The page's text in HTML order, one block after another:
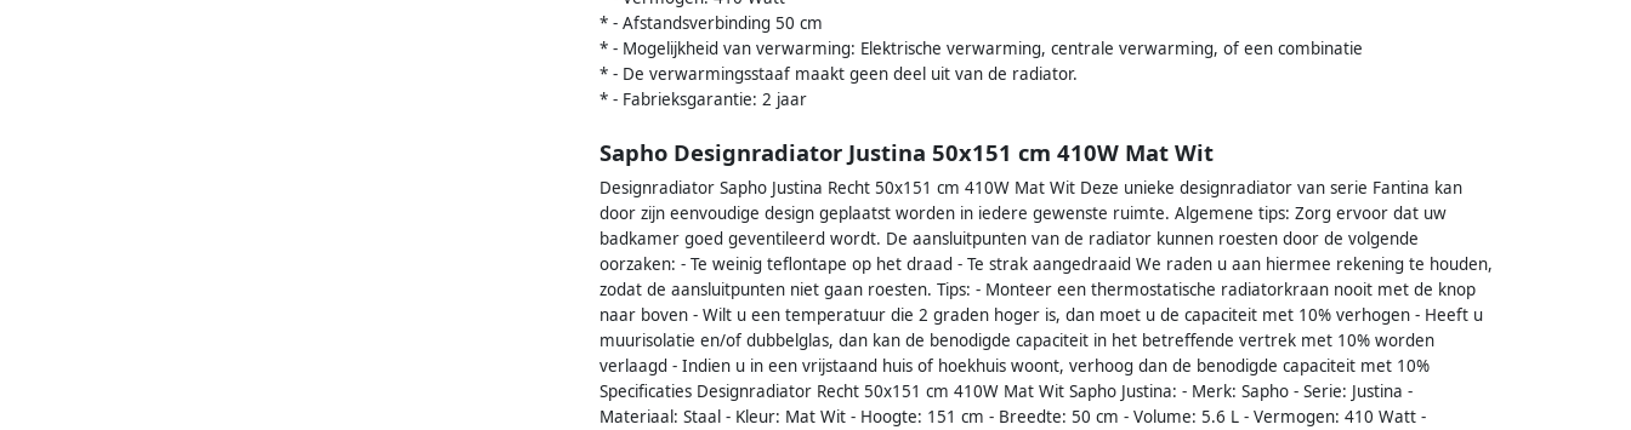
* - Afstandsverbinding 50 cm
* - Mogelijkheid van verwarming: Elektrische verwarming, centrale verwarming, of een combinatie
* - De verwarmingsstaaf maakt geen deel uit van de radiator.
* - Fabrieksgarantie: 2 jaar
Sapho Designradiator Justina 50x151 cm 410W Mat Wit
Designradiator Sapho Justina Recht 50x151 cm 410W Mat Wit Deze unieke designradiator van serie Fantina kan
door zijn eenvoudige design geplaatst worden in iedere gewenste ruimte. Algemene tips: Zorg ervoor dat uw
badkamer goed geventileerd wordt. De aansluitpunten van de radiator kunnen roesten door de volgende
oorzaken: - Te weinig teflontape op het draad - Te strak aangedraaid We raden u aan hiermee rekening te houden,
zodat de aansluitpunten niet gaan roesten. Tips: - Monteer een thermostatische radiatorkraan nooit met de knop
naar boven - Wilt u een temperatuur die 2 graden hoger is, dan moet u de capaciteit met 10% verhogen - Heeft u
muurisolatie en/of dubbelglas, dan kan de benodigde capaciteit in het betreffende vertrek met 10% worden
verlaagd - Indien u in een vrijstaand huis of hoekhuis woont, verhoog dan de benodigde capaciteit met 10%
Specificaties Designradiator Recht 50x151 cm 410W Mat Wit Sapho Justina: - Merk: Sapho - Serie: Justina -
Materiaal: Staal - Kleur: Mat Wit - Hoogte: 151 cm - Breedte: 50 cm - Volume: 5.6 L - Vermogen: 410 Watt -